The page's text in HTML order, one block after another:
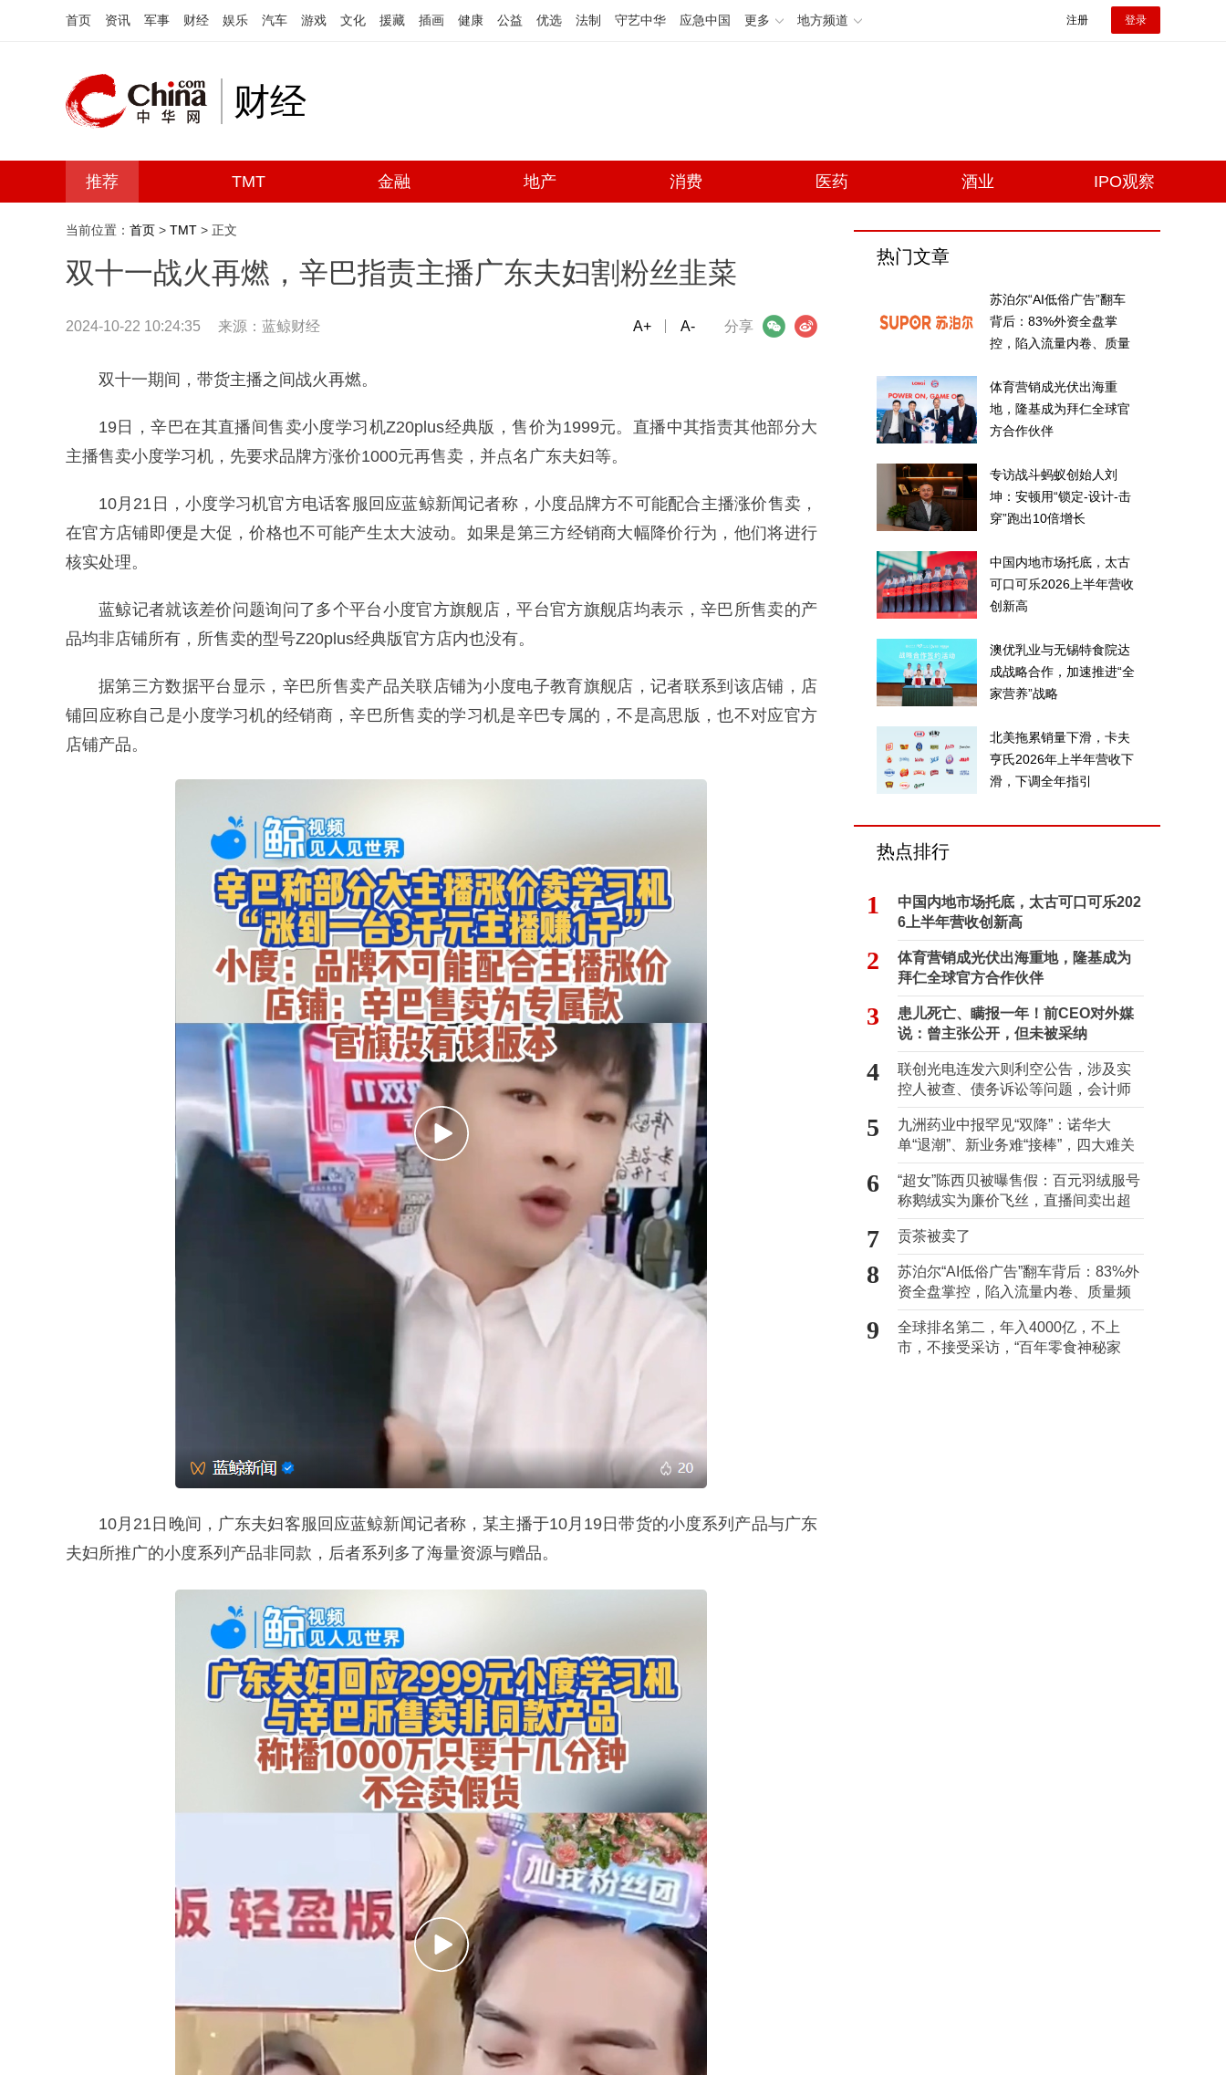
首页 资讯 军事 财经 娱乐 汽车 游戏 文化 援藏 插画 健康 公益 优选 法制 守艺中华 应急中国 更多 地方频道 注册 登录
财经
推荐 TMT 金融 地产 消费 医药 酒业 IPO观察
当前位置： 首页 > TMT > 正文
双十一战火再燃，辛巴指责主播广东夫妇割粉丝韭菜
2024-10-22 10:24:35 来源： 蓝鲸财经 分享
微信 微博
A+ A-
双十一期间，带货主播之间战火再燃。
19日，辛巴在其直播间售卖小度学习机Z20plus经典版，售价为1999元。直播中其指责其他部分大
主播售卖小度学习机，先要求品牌方涨价1000元再售卖，并点名广东夫妇等。
10月21日，小度学习机官方电话客服回应蓝鲸新闻记者称，小度品牌方不可能配合主播涨价售卖，
在官方店铺即便是大促，价格也不可能产生太大波动。如果是第三方经销商大幅降价行为，他们将进行
核实处理。
蓝鲸记者就该差价问题询问了多个平台小度官方旗舰店，平台官方旗舰店均表示，辛巴所售卖的产
品均非店铺所有，所售卖的型号Z20plus经典版官方店内也没有。
据第三方数据平台显示，辛巴所售卖产品关联店铺为小度电子教育旗舰店，记者联系到该店铺，店
铺回应称自己是小度学习机的经销商，辛巴所售卖的学习机是辛巴专属的，不是高思版，也不对应官方
店铺产品。
10月21日晚间，广东夫妇客服回应蓝鲸新闻记者称，某主播于10月19日带货的小度系列产品与广东
夫妇所推广的小度系列产品非同款，后者系列多了海量资源与赠品。
热门文章
苏泊尔“AI低俗广告”翻车
背后：83%外资全盘掌
控，陷入流量内卷、质量
体育营销成光伏出海重
地，隆基成为拜仁全球官
方合作伙伴
专访战斗蚂蚁创始人刘
坤：安顿用“锁定-设计-击
穿”跑出10倍增长
中国内地市场托底，太古
可口可乐2026上半年营收
创新高
澳优乳业与无锡特食院达
成战略合作，加速推进“全
家营养”战略
北美拖累销量下滑，卡夫
亨氏2026年上半年营收下
滑，下调全年指引
热点排行
1
中国内地市场托底，太古可口可乐202
6上半年营收创新高
2
体育营销成光伏出海重地，隆基成为
拜仁全球官方合作伙伴
3
患儿死亡、瞒报一年！前CEO对外媒
说：曾主张公开，但未被采纳
4
联创光电连发六则利空公告，涉及实
控人被查、债务诉讼等问题，会计师
事务所曾出具“保留意见”
5
九洲药业中报罕见“双降”：诺华大
单“退潮”、新业务难“接棒”，四大难关
待闯
6
“超女”陈西贝被曝售假：百元羽绒服号
称鹅绒实为廉价飞丝，直播间卖出超
百万元
7 贡茶被卖了
8
苏泊尔“AI低俗广告”翻车背后：83%外
资全盘掌控，陷入流量内卷、质量频
发的负循环
9
全球排名第二，年入4000亿，不上
市，不接受采访，“百年零食神秘家